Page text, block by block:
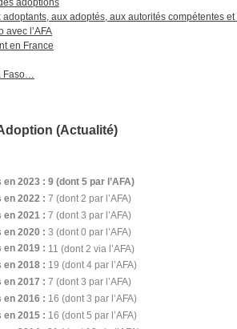
adoptions
aux adoptés, aux autorités compétentes
avec l’AFA
en France
Faso…
(Actualité)
2023 : 9 (dont 5 par l’AFA)
en 2022 : 7 (dont 2 par l’AFA)
en 2021 : 7 (dont 3 par l’AFA)
en 2020 : 3 (dont 0 par l’AFA)
en 2019 : 11 (dont 2 via l’AFA)
en 2018 : 19 (dont 4 par l’AFA)
en 2017 : 7 (dont 3 par l’AFA)
en 2016 : 16 (dont 3 par l’AFA)
en 2015 : 16 (dont 5 par l’AFA)